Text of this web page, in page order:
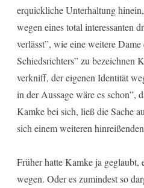
erquickliche Unterhaltung
wegen eines total interessanten
verlässt”, wie eine weitere
Schiedsrichters” zu bezeichnen
verkniff, der eigenen Identität
in der Aussage wäre es schon”,
Kamke bei sich, ließ die Sache
sich einem weiteren
Früher hatte Kamke ja geglaubt,
wegen. Oder es zumindest so